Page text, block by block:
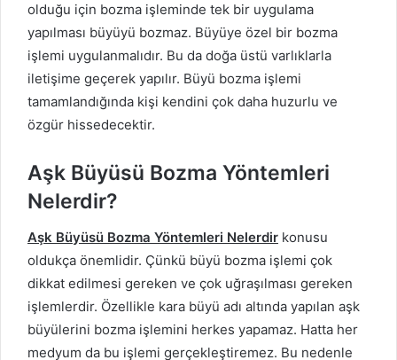
olduğu için bozma işleminde tek bir uygulama
yapılması büyüyü bozmaz. Büyüye özel bir bozma
işlemi uygulanmalıdır. Bu da doğa üstü varlıklarla
iletişime geçerek yapılır. Büyü bozma işlemi
tamamlandığında kişi kendini çok daha huzurlu ve
özgür hissedecektir.
Aşk Büyüsü Bozma Yöntemleri
Nelerdir?
Aşk Büyüsü Bozma Yöntemleri Nelerdir konusu
oldukça önemlidir. Çünkü büyü bozma işlemi çok
dikkat edilmesi gereken ve çok uğraşılması gereken
işlemlerdir. Özellikle kara büyü adı altında yapılan aşk
büyülerini bozma işlemini herkes yapamaz. Hatta her
medyum da bu işlemi gerçekleştiremez. Bu nedenle